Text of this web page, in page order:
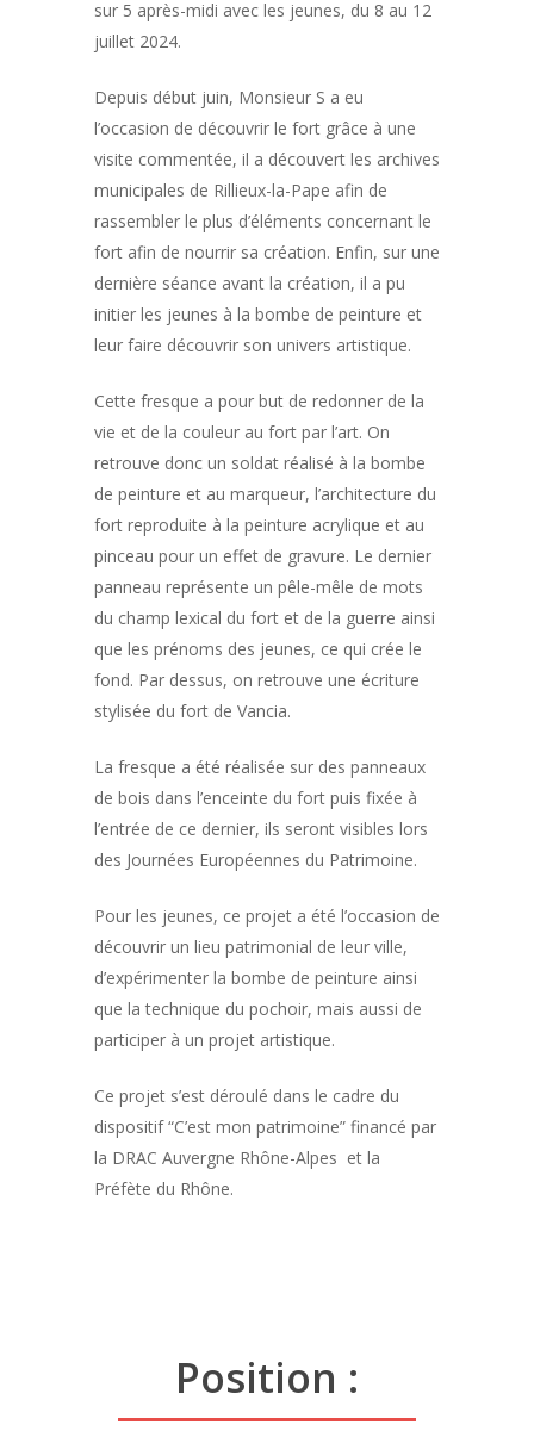
sur 5 après-midi avec les jeunes, du 8 au 12
juillet 2024.
Depuis début juin, Monsieur S a eu
l’occasion de découvrir le fort grâce à une
visite commentée, il a découvert les archives
municipales de Rillieux-la-Pape afin de
rassembler le plus d’éléments concernant le
fort afin de nourrir sa création. Enfin, sur une
dernière séance avant la création, il a pu
initier les jeunes à la bombe de peinture et
leur faire découvrir son univers artistique.
Cette fresque a pour but de redonner de la
vie et de la couleur au fort par l’art. On
retrouve donc un soldat réalisé à la bombe
de peinture et au marqueur, l’architecture du
fort reproduite à la peinture acrylique et au
pinceau pour un effet de gravure. Le dernier
panneau représente un pêle-mêle de mots
du champ lexical du fort et de la guerre ainsi
que les prénoms des jeunes, ce qui crée le
fond. Par dessus, on retrouve une écriture
stylisée du fort de Vancia.
La fresque a été réalisée sur des panneaux
de bois dans l’enceinte du fort puis fixée à
l’entrée de ce dernier, ils seront visibles lors
des Journées Européennes du Patrimoine.
Pour les jeunes, ce projet a été l’occasion de
découvrir un lieu patrimonial de leur ville,
d’expérimenter la bombe de peinture ainsi
que la technique du pochoir, mais aussi de
participer à un projet artistique.
Ce projet s’est déroulé dans le cadre du
dispositif “C’est mon patrimoine” financé par
la DRAC Auvergne Rhône-Alpes et la
Préfète du Rhône.
Position :
STREET ART RILLIEUX
Bilan de l’édition 2024
Bilan de l’édition 2023
Bilan de l’édition 2022
Bilan de l’édition 2021
LE SEIZE
LES MURS
Présentation
Année 2022
Artistes | Murs
Les Œuvres | Murs
Année 2023
Artistes | Murs
Année 2024
Les Œuvres | Murs
Artistes I Murs
Les Œuvres | Murs
Année 2026
Artistes | Murs
Les Œuvres | Murs
RÉSIDENCE
Présentation & Bilan
Les artistes
Les réalisations
MÉDIATION
Education Artistique et
Culturelle
Actions de médiation
MAPS
Cartographie Lieux/
PARTENAIRES